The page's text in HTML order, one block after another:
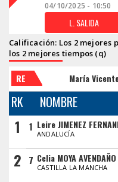
04/10/2025 - 10:50
L. SALIDA
Calificación: Los 2 mejores
los 2 mejores tiempos (q)
RE María
RK NOMBRE
1 1 Leire JIMENEZ
ANDALUCÍA
2 7 Celia MOYA AVENDAÑO
CASTILLA LA MANCHA